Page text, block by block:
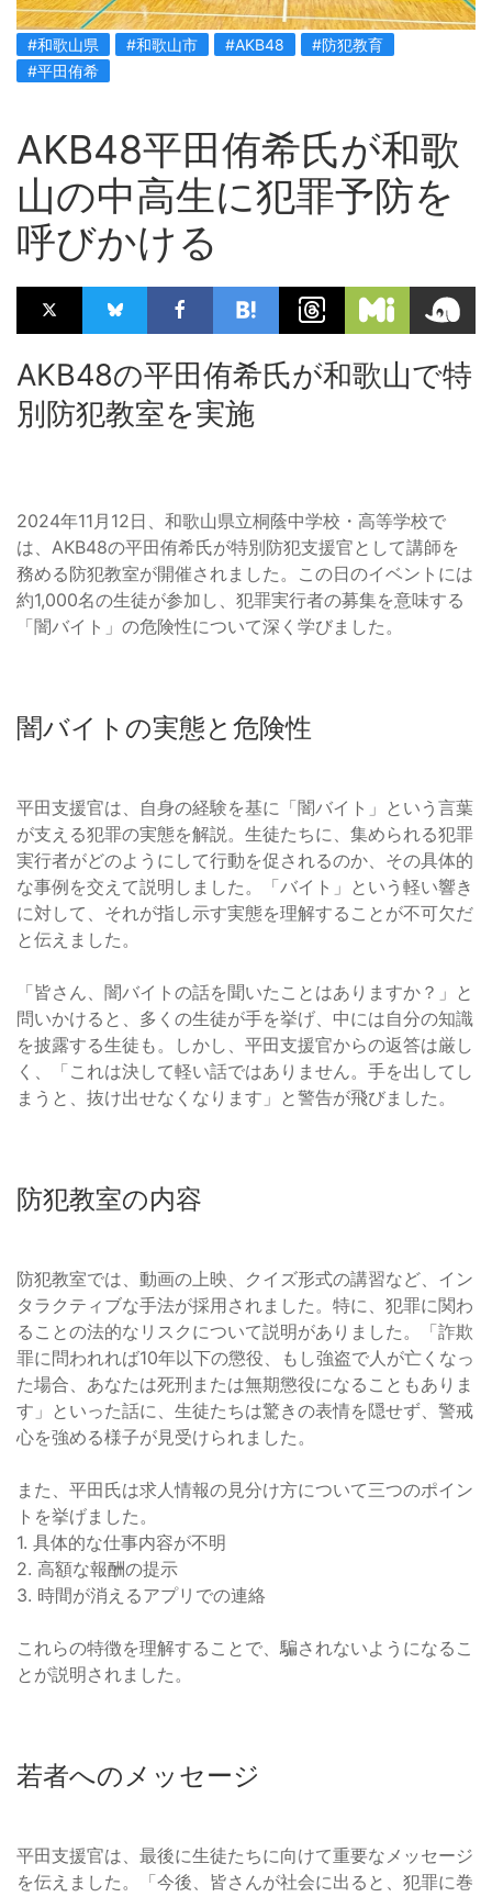
#和歌山県 #和歌山市 #AKB48
#防犯教育
#平田侑希
AKB48平田侑希氏が和歌
山の中高生に犯罪予防を
呼びかける
AKB48の平田侑希氏が和歌山で特
別防犯教室を実施
2024年11月12日、和歌山県立桐蔭中学校・高等学校で
は、AKB48の平田侑希氏が特別防犯支援官として講師を
務める防犯教室が開催されました。この日のイベントには
約1,000名の生徒が参加し、犯罪実行者の募集を意味する
「闇バイト」の危険性について深く学びました。
闇バイトの実態と危険性
平田支援官は、自身の経験を基に「闇バイト」という言葉
が支える犯罪の実態を解説。生徒たちに、集められる犯罪
実行者がどのようにして行動を促されるのか、その具体的
な事例を交えて説明しました。「バイト」という軽い響き
に対して、それが指し示す実態を理解することが不可欠だ
と伝えました。
「皆さん、闇バイトの話を聞いたことはありますか？」と
問いかけると、多くの生徒が手を挙げ、中には自分の知識
を披露する生徒も。しかし、平田支援官からの返答は厳し
く、「これは決して軽い話ではありません。手を出してし
まうと、抜け出せなくなります」と警告が飛びました。
防犯教室の内容
防犯教室では、動画の上映、クイズ形式の講習など、イン
タラクティブな手法が採用されました。特に、犯罪に関わ
ることの法的なリスクについて説明がありました。「詐欺
罪に問われれば10年以下の懲役、もし強盗で人が亡くなっ
た場合、あなたは死刑または無期懲役になることもありま
す」といった話に、生徒たちは驚きの表情を隠せず、警戒
心を強める様子が見受けられました。
また、平田氏は求人情報の見分け方について三つのポイン
トを挙げました。
1. 具体的な仕事内容が不明
2. 高額な報酬の提示
3. 時間が消えるアプリでの連絡
これらの特徴を理解することで、騙されないようになるこ
とが説明されました。
若者へのメッセージ
平田支援官は、最後に生徒たちに向けて重要なメッセージ
を伝えました。「今後、皆さんが社会に出ると、犯罪に巻